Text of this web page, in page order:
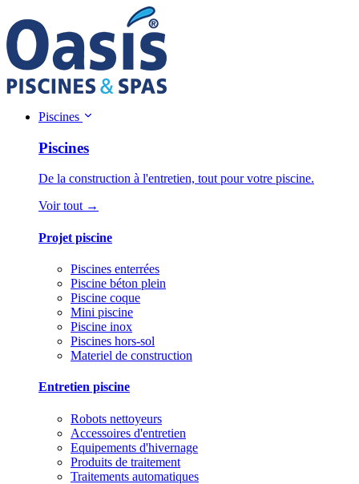
Piscines
Piscines
De la construction à l'entretien, tout pour votre piscine.
Voir tout →
Projet piscine
Piscines enterrées
Piscine béton plein
Piscine coque
Mini piscine
Piscine inox
Piscines hors-sol
Materiel de construction
Entretien piscine
Robots nettoyeurs
Accessoires d'entretien
Equipements d'hivernage
Produits de traitement
Traitements automatiques